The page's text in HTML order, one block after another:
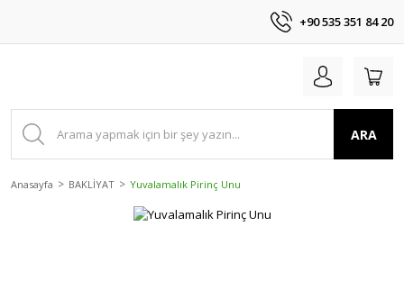
+90 535 351 84 20
ARA
Anasayfa BAKLİYAT Yuvalamalık Pirinç Unu